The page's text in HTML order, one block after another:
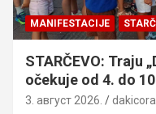
MANIFESTACIJE
STARČEVO: Traju
očekuje od 4. do
3. август 2026.